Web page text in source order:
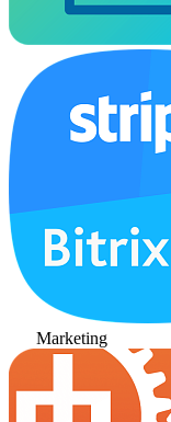
Marketing